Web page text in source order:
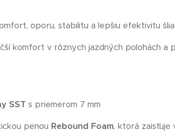
oporu, stabilitu a lepšiu efektivitu
komfort v rôznych jazdných polohách a
SST s priemerom 7 mm
penou Rebound Foam, ktorá